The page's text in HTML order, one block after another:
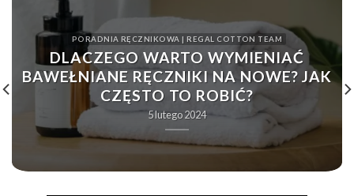
PORADNIA RĘCZNIKOWA | REGAL COTTON TEAM
DLACZEGO WARTO WYMIENIAĆ
BAWEŁNIANE RĘCZNIKI NA NOWE? JAK
CZĘSTO TO ROBIĆ?
5 lutego 2024